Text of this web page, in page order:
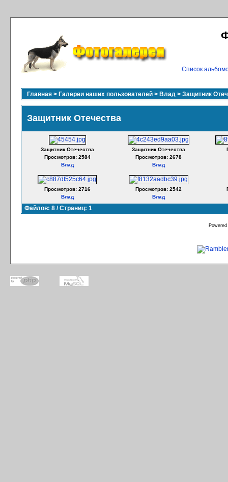
Список
Главная > Галереи наших пользователей > Влад > Защитник
Защитник Отечества
Защитник Отечества
Просмотров: 2584
Влад
Защитник Отечества
Просмотров: 2678
Влад
Просмотров: 2716
Влад
Просмотров: 2542
Влад
Файлов: 8 / Страниц: 1